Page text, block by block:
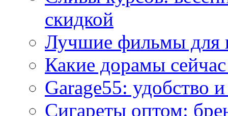
скидкой
Лучшие фильмы для
Какие дорамы
Garage55: удобство
Сигареты оптом: